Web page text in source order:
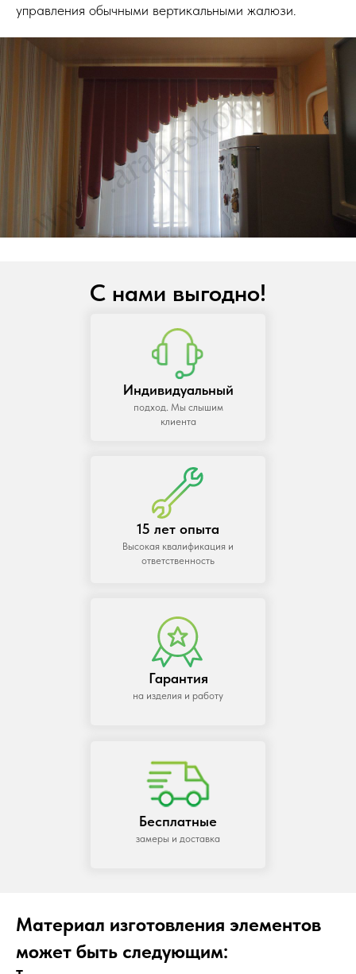
управления обычными вертикальными жалюзи.
подход. Мы слышим
клиента
Высокая квалификация и
ответственность
на изделия и работу
Индивидуальный
15 лет опыта
Гарантия
С нами выгодно!
замеры и доставка
Бесплатные
Материал изготовления элементов
может быть следующим: